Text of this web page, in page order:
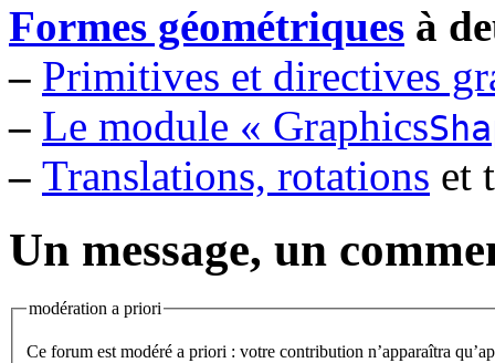
Formes géométriques à
– Primitives et directives
– Le module « Graphics
– Translations, rotations et
Un message, un
modération a priori
Ce forum est modéré a priori : votre contribution n’apparaîtra